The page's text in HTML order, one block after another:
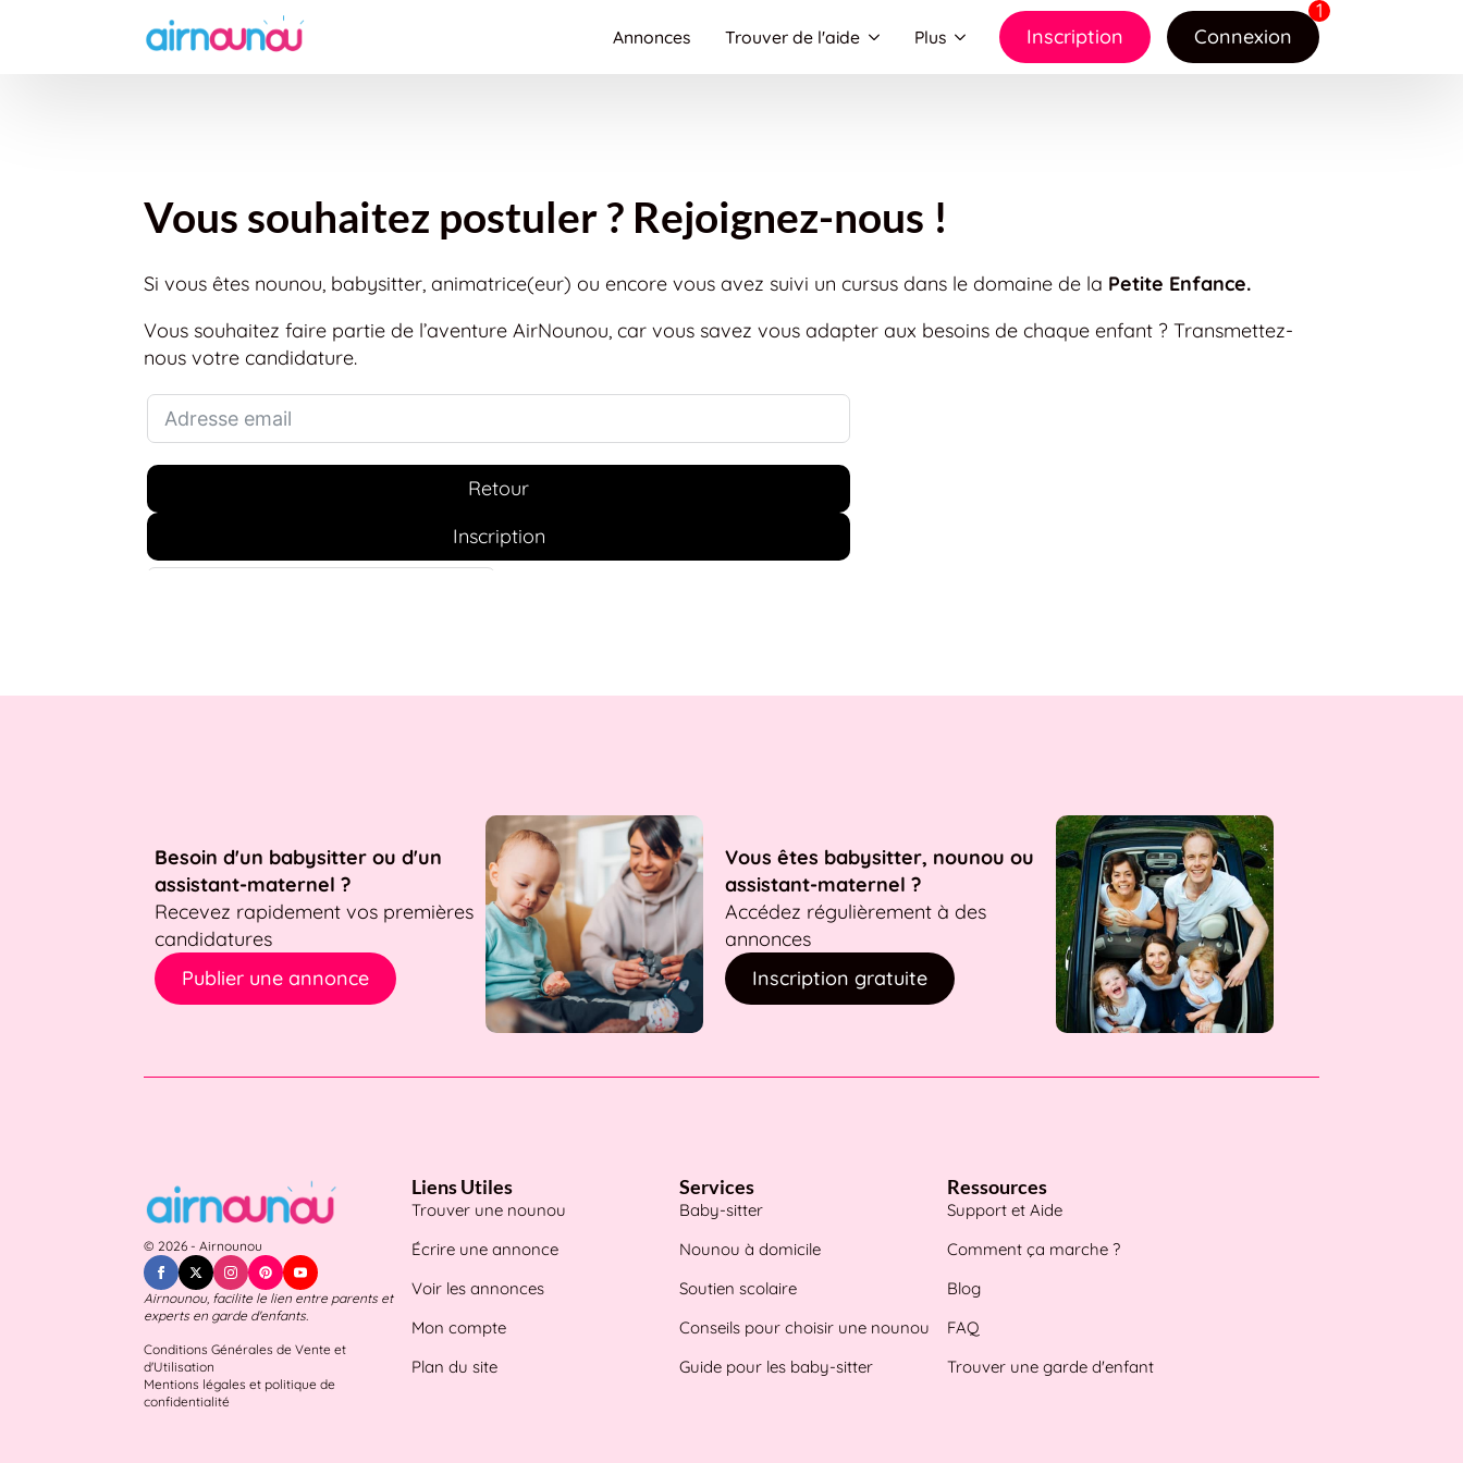
Annonces Trouver de l'aide Plus Inscription Connexion
Vous souhaitez postuler ? Rejoignez-nous !
Si vous êtes nounou, babysitter, animatrice(eur) ou encore vous avez suivi un cursus dans le domaine de la Petite Enfance.
Vous souhaitez faire partie de l’aventure AirNounou, car vous savez vous adapter aux besoins de chaque enfant ? Transmettez-
nous votre candidature.
Retour
Inscription
Besoin d'un babysitter ou d'un
assistant-maternel ?
Recevez rapidement vos premières
candidatures
Publier une annonce
Vous êtes babysitter, nounou ou
assistant-maternel ?
Accédez régulièrement à des
annonces
Inscription gratuite
© 2026 - Airnounou
Airnounou, facilite le lien entre parents et
experts en garde d'enfants.
Conditions Générales de Vente et
d'Utilisation
Mentions légales et politique de
confidentialité
Liens Utiles
Trouver une nounou
Écrire une annonce
Voir les annonces
Mon compte
Plan du site
Services
Baby-sitter
Nounou à domicile
Soutien scolaire
Conseils pour choisir une nounou
Guide pour les baby-sitter
Ressources
Support et Aide
Comment ça marche ?
Blog
FAQ
Trouver une garde d'enfant